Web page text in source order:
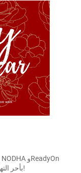
بأحر التهاني وأطيب التمنيات للجميع بمناسبة العام الجديد!